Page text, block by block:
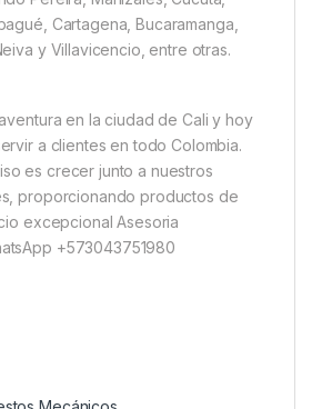
Cartagena, Bucaramanga,
y Villavicencio, entre otras.
en la ciudad de Cali y hoy
a clientes en todo Colombia.
es crecer junto a nuestros
proporcionando productos de
excepcional Asesoria
+573043751980